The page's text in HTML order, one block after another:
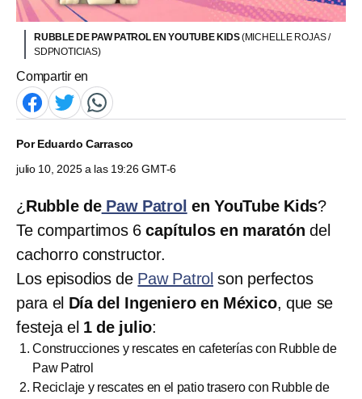
RUBBLE DE PAW PATROL EN YOUTUBE KIDS(MICHELLE ROJAS /
SDPNOTICIAS)
Compartir en
PorEduardo Carrasco
julio 10, 2025 a las 19:26 GMT-6
¿ Rubble dePaw Patrol en YouTube Kids?
Te compartimos 6capítulos en maratóndel
cachorro constructor.
Los episodios de Paw Patrol son perfectos
para el Día del Ingeniero en México, que se
festeja el 1 de julio:
Construcciones y rescates en cafeterías con Rubble de
Paw Patrol
Reciclaje y rescates en el patio trasero con Rubble de